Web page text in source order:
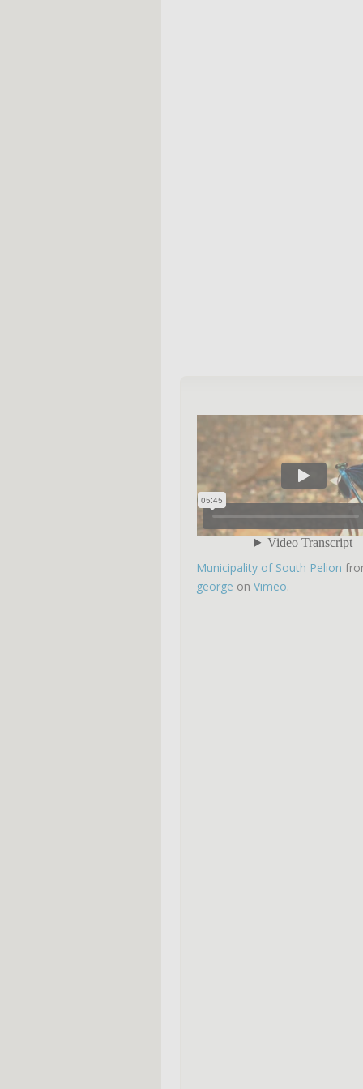
Municipality of South Pelion
george on Vimeo.